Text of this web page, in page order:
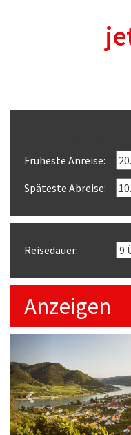
Früheste Anreise:
Späteste Abreise:
Reisedauer:
Anzeigen